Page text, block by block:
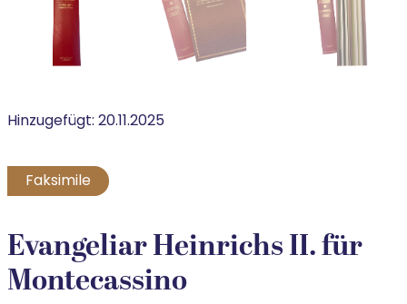
Hinzugefügt:20.11.2025
Faksimile
Evangeliar Heinrichs II. für
Montecassino